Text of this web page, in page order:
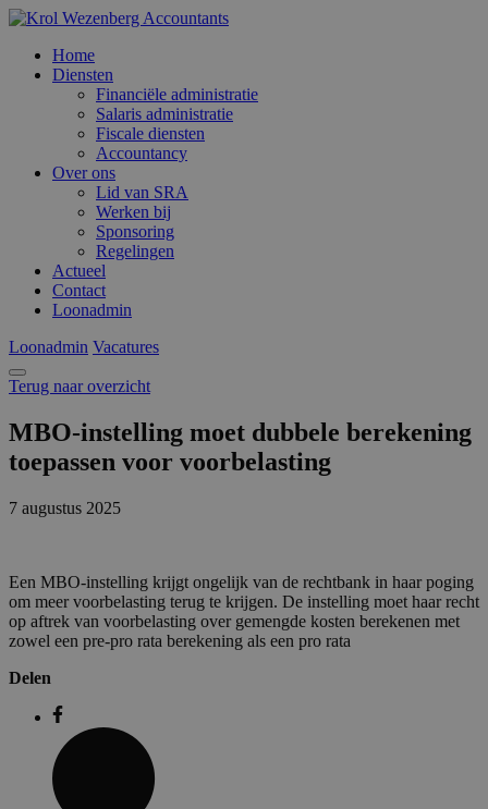
Home
Diensten
Financiële administratie
Salaris administratie
Fiscale diensten
Accountancy
Over ons
Lid van SRA
Werken bij
Sponsoring
Regelingen
Actueel
Contact
Loonadmin
Loonadmin Vacatures
Terug naar overzicht
MBO-instelling moet dubbele berekening
toepassen voor voorbelasting
7 augustus 2025
Een MBO-instelling krijgt ongelijk van de rechtbank in haar poging
om meer voorbelasting terug te krijgen. De instelling moet haar recht
op aftrek van voorbelasting over gemengde kosten berekenen met
zowel een pre-pro rata berekening als een pro rata
Delen